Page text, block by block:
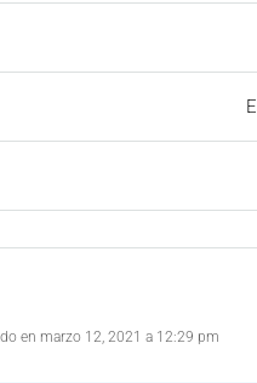
en marzo 12, 2021 a 12:29 pm